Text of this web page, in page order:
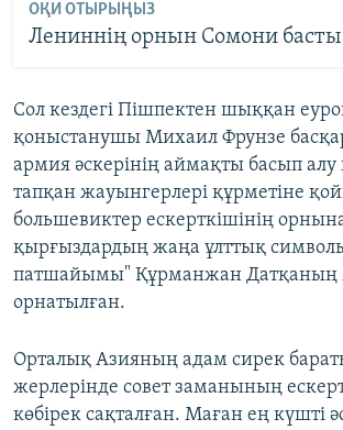
ОҚИ ОТЫРЫҢЫЗ
Лениннің орнын Сомони басты
Сол кездегі Пішпектен шыққан
қоныстанушы Михаил Фрунзе
армия әскерінің аймақты басып алу
тапқан жауынгерлері құрметіне
большевиктер ескерткішінің
қырғыздардың жаңа ұлттық
патшайымы" Құрманжан Датқаның
орнатылған.
Орталық Азияның адам сирек
жерлерінде совет заманының
көбірек сақталған. Маған ең күшті